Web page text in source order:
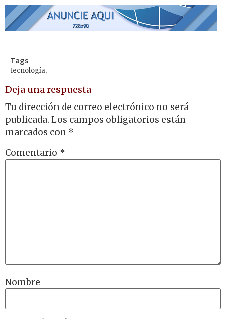
Tags
tecnología,
Deja una respuesta
Tu dirección de correo electrónico no será
publicada. Los campos obligatorios están
marcados con *
Comentario *
Nombre